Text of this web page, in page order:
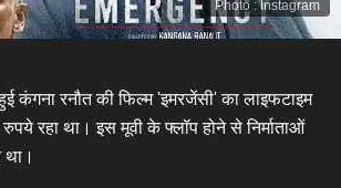
Photo : Instagram
कंगना रनौत की फिल्म 'इमरजेंसी' का लाइफटाइम
रहा था। इस मूवी के फ्लॉप होने से निर्माताओं